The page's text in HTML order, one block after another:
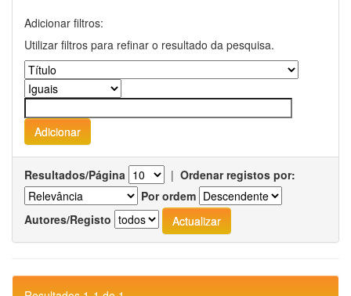
Adicionar filtros:
Utilizar filtros para refinar o resultado da pesquisa.
Resultados/Página | Ordenar registos por:
Por ordem
Autores/Registo